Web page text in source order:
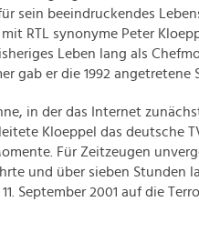
sein beeindruckendes
RTL synonyme Peter
Leben lang als
gab er die 1992 angetretene
in der das Internet
Kloeppel das deutsche
Für Zeitzeugen
und über sieben Stunden
September 2001 auf die